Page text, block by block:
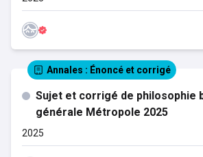
Annales : Énoncé et corrigé
Sujet et corrigé de philosophie
générale Métropole 2025
2025